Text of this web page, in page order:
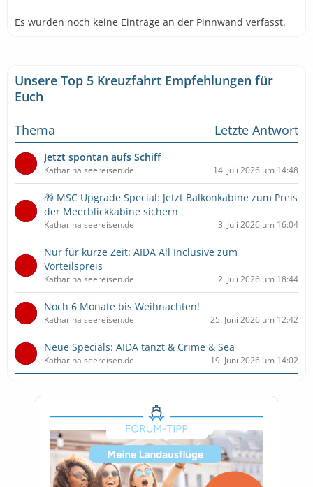
Es wurden noch keine Einträge an der Pinnwand verfasst.
Unsere Top 5 Kreuzfahrt Empfehlungen für
Euch
Thema
Letzte Antwort
Jetzt spontan aufs Schiff
Katharina seereisen.de 14. Juli 2026 um 14:48
🎁 MSC Upgrade Special: Jetzt Balkonkabine zum Preis
der Meerblickkabine sichern
Katharina seereisen.de 3. Juli 2026 um 16:04
Nur für kurze Zeit: AIDA All Inclusive zum
Vorteilspreis
Katharina seereisen.de 2. Juli 2026 um 18:44
Noch 6 Monate bis Weihnachten!
Katharina seereisen.de 25. Juni 2026 um 12:42
Neue Specials: AIDA tanzt & Crime & Sea
Katharina seereisen.de 19. Juni 2026 um 14:02